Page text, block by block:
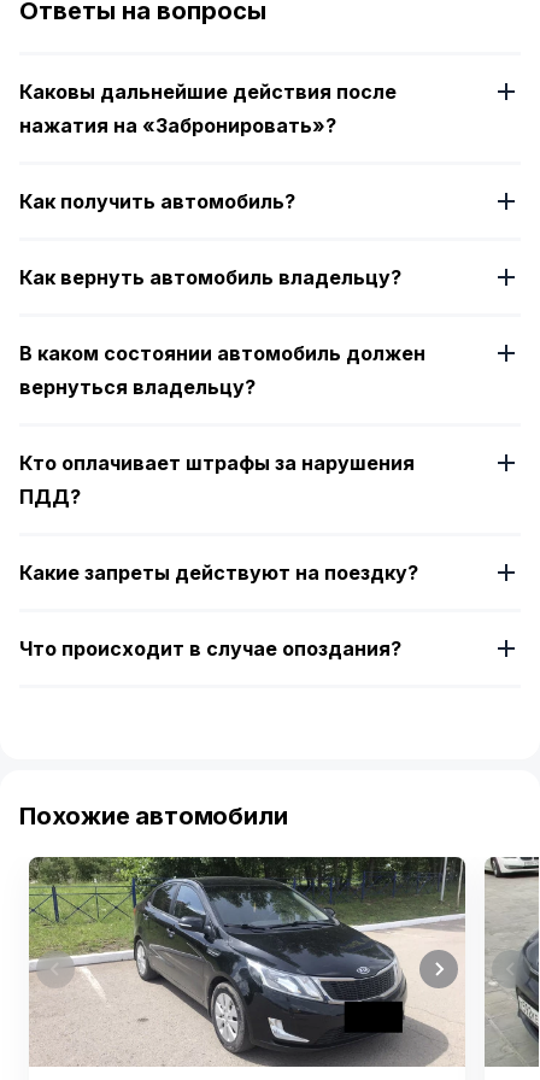
4
Ответы на вопросы
Каковы дальнейшие действия после
нажатия на «Забронировать»?
Как получить автомобиль?
Как вернуть автомобиль владельцу?
В каком состоянии автомобиль должен
вернуться владельцу?
Кто оплачивает штрафы за нарушения
ПДД?
Какие запреты действуют на поездку?
Что происходит в случае опоздания?
Похожие автомобили